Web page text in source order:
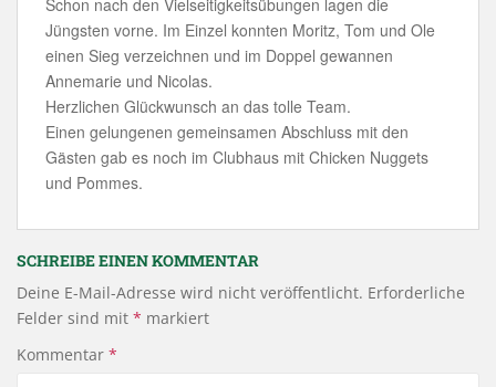
Schon nach den Vielseitigkeitsübungen lagen die
Jüngsten vorne. Im Einzel konnten Moritz, Tom und Ole
einen Sieg verzeichnen und im Doppel gewannen
Annemarie und Nicolas.
Herzlichen Glückwunsch an das tolle Team.
Einen gelungenen gemeinsamen Abschluss mit den
Gästen gab es noch im Clubhaus mit Chicken Nuggets
und Pommes.
SCHREIBE EINEN KOMMENTAR
Deine E-Mail-Adresse wird nicht veröffentlicht. Erforderliche
Felder sind mit * markiert
Kommentar *